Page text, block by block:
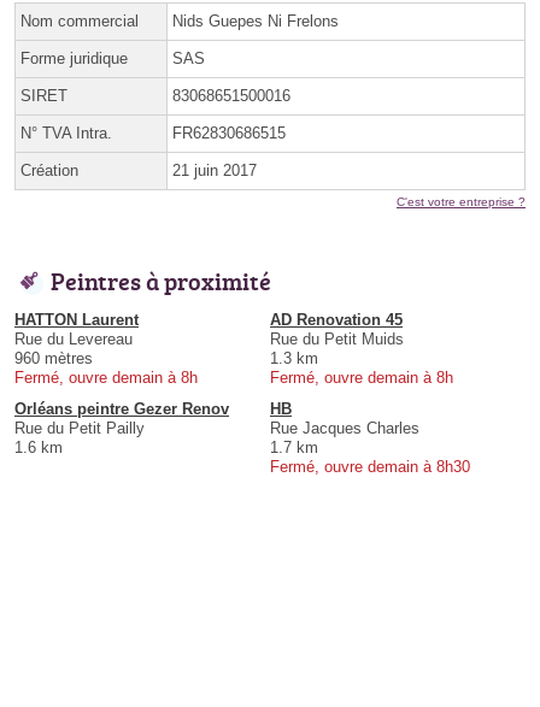
Nom commercial Nids Guepes Ni Frelons
Forme juridique SAS
SIRET 83068651500016
N° TVA Intra. FR62830686515
Création 21 juin 2017
C'est votre entreprise ?
Peintres à proximité
HATTON Laurent
Rue du Levereau
960 mètres
Fermé, ouvre demain à 8h
AD Renovation 45
Rue du Petit Muids
1.3 km
Fermé, ouvre demain à 8h
Orléans peintre Gezer Renov
Rue du Petit Pailly
1.6 km
HB
Rue Jacques Charles
1.7 km
Fermé, ouvre demain à 8h30